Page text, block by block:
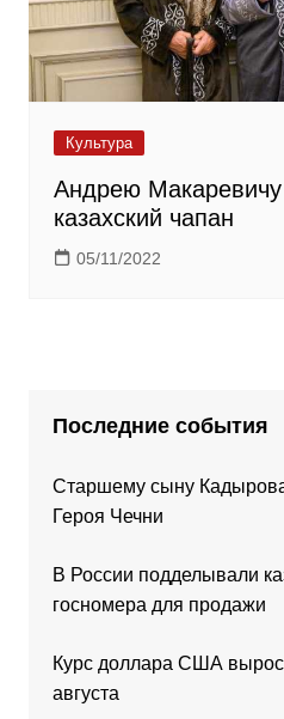
Культура
Андрею
казахский чапан
05/11/2022
Последние события
Старшему сыну
Героя Чечни
В России подделывали
госномера для продажи
Курс доллара США вырос
августа